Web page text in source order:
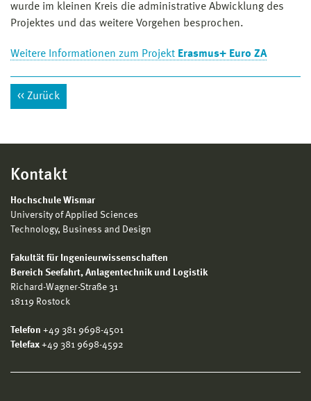
wurde im kleinen Kreis die administrative Abwicklung des
Projektes und das weitere Vorgehen besprochen.
Weitere Informationen zum Projekt Erasmus+ Euro ZA
Zurück
Kontakt
Hochschule Wismar
University of Applied Sciences
Technology, Business and Design
Fakultät für Ingenieurwissenschaften
Bereich Seefahrt, Anlagentechnik und Logistik
Richard-Wagner-Straße 31
18119 Rostock
Telefon +49 381 9698-4501
Telefax +49 381 9698-4592